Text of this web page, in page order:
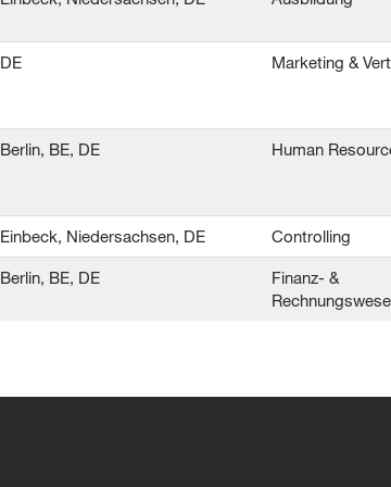
DE Marketing &
Berlin, BE, DE Human
Einbeck, Niedersachsen, DE Controlling
Berlin, BE, DE
Finanz- &